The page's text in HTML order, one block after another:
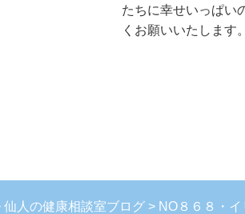
たちに幸せいっぱい
くお願いいたします。
仙人の健康相談室ブログ NO８６８・